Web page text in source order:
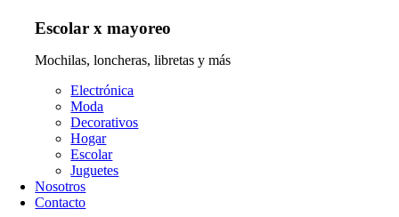
Escolar x mayoreo
Mochilas, loncheras, libretas y más
Electrónica
Moda
Decorativos
Hogar
Escolar
Juguetes
Nosotros
Contacto